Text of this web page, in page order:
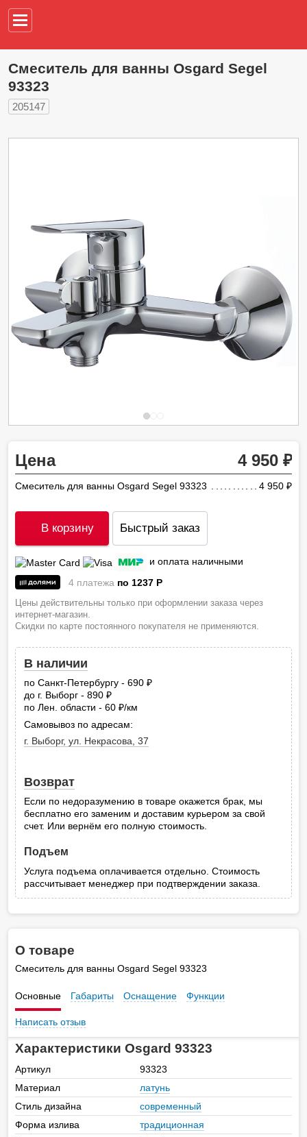
Смеситель для ванны Osgard Segel
93323
205147
Цена 4 950
Смеситель для ванны Osgard Segel 93323 4 950
В корзину Быстрый заказ
и оплата наличными
4 платежа по 1237 P
Цены действительны только при оформлении заказа через
интернет-магазин.
Скидки по карте постоянного покупателя не применяются.
В наличии
по Санкт-Петербургу - 690
до г. Выборг - 890
по Лен. области - 60
руб.
/км
Самовывоз по адресам:
г. Выборг, ул. Некрасова, 37
Возврат
Если по недоразумению в товаре окажется брак, мы
бесплатно его заменим и доставим курьером за свой
счет. Или вернём его полную стоимость.
Подъем
Услуга подъема оплачивается отдельно. Стоимость
рассчитывает менеджер при подтверждении заказа.
О товаре
Смеситель для ванны Osgard Segel 93323
Основные Габариты Оснащение Функции
Написать отзыв
Характеристики Osgard 93323
Артикул
93323
Материал
латунь
Стиль дизайна
современный
Форма излива
традиционная